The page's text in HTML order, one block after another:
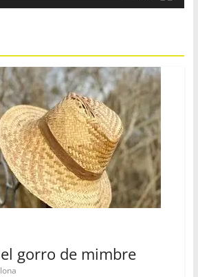
gorro de mimbre